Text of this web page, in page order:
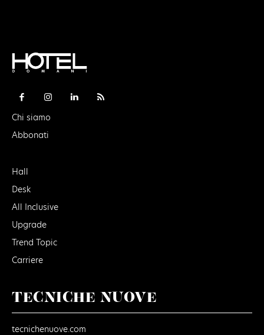
Chi siamo
Abbonati
Hall
Desk
All Inclusive
Upgrade
Trend Topic
Carriere
TECNICHE NUOVE
tecnichenuove.com